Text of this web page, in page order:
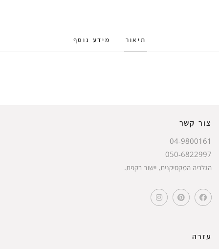
תיאור מידע נוסף
צור קשר
04-9800161
050-6822997
הגלריה המקסיקנית, יישוב רקפת.
עזרה